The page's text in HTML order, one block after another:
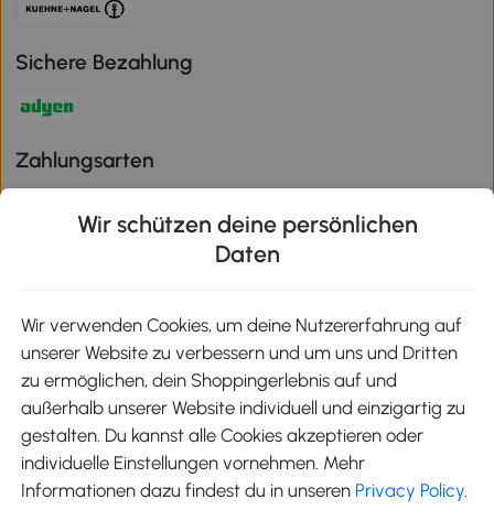
Sichere Bezahlung
Zahlungsarten
Aosom-App
Google Play
Wir schützen deine persönlichen
Daten
Wir verwenden Cookies, um deine Nutzererfahrung auf
unserer Website zu verbessern und um uns und Dritten
zu ermöglichen, dein Shoppingerlebnis auf und
außerhalb unserer Website individuell und einzigartig zu
gestalten. Du kannst alle Cookies akzeptieren oder
individuelle Einstellungen vornehmen. Mehr
Informationen dazu findest du in unseren Privacy Policy.